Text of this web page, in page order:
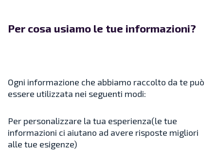
Per cosa usiamo le tue informazioni?
Ogni informazione che abbiamo raccolto da te può
essere utilizzata nei seguenti modi:
Per personalizzare la tua esperienza(le tue
informazioni ci aiutano ad avere risposte migliori
alle tue esigenze)